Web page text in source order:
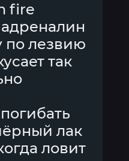
fire
по лезвию
так
лак
ловит